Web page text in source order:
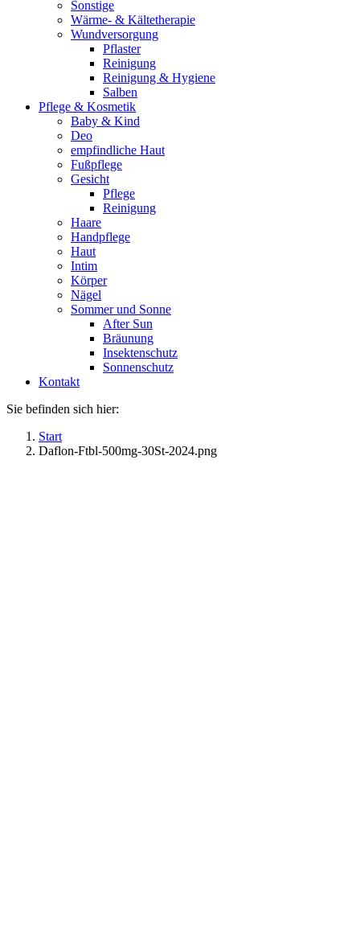
Sonstige
Wärme- & Kältetherapie
Wundversorgung
Pflaster
Reinigung
Reinigung & Hygiene
Salben
Pflege & Kosmetik
Baby & Kind
Deo
empfindliche Haut
Fußpflege
Gesicht
Pflege
Reinigung
Haare
Handpflege
Haut
Intim
Körper
Nägel
Sommer und Sonne
After Sun
Bräunung
Insektenschutz
Sonnenschutz
Kontakt
Sie befinden sich hier:
Start
Daflon-Ftbl-500mg-30St-2024.png